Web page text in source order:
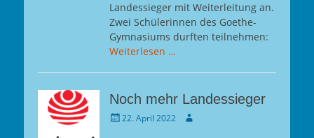
Landessieger mit Weiterleitung an.
Zwei Schülerinnen des Goethe-
Gymnasiums durften teilnehmen:
Weiterlesen …
Noch mehr Landessieger
Gepostet
22. April 2022 Autor